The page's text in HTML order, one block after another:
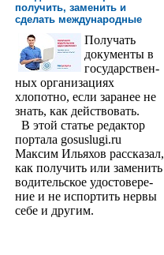
получить, заменить и
сделать международ­ные
Получать
доку­менты в
государствен­
ных организациях
хлопотно, если заранее не
знать, как действовать.
В этой статье редактор
портала gosuslugi.ru
Максим Ильяхов рассказал,
как получить или заменить
водительское удостовере­
ние и не испортить нервы
себе и другим.